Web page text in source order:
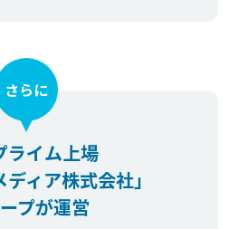
ライム上場
ディア株式会社」
プが運営
さらに